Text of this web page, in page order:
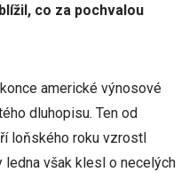
co za pochvalou
americké výnosové
dluhopisu. Ten od
loňského roku vzrostl
však klesl o necelých